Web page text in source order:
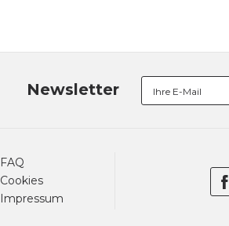
Newsletter
FAQ
Cookies
Impressum